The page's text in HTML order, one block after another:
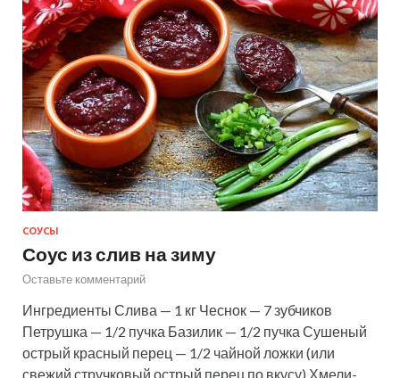
СОУСЫ
Соус из слив на зиму
Оставьте комментарий
Ингредиенты Слива — 1 кг Чеснок — 7 зубчиков
Петрушка — 1/2 пучка Базилик — 1/2 пучка Сушеный
острый красный перец — 1/2 чайной ложки (или
свежий стручковый острый перец по вкусу) Хмели-